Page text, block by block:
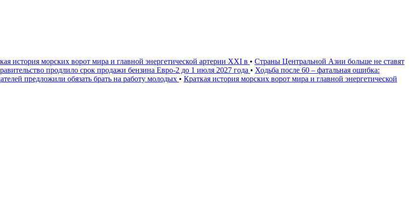
история морских ворот мира и главной энергетической артерии XXI в • Страны Центральной Азии больше не ставят
продлило срок продажи бензина Евро-2 до 1 июля 2027 года • Ходьба после 60 – фатальная ошибка:
предложили обязать брать на работу молодых • Краткая история морских ворот мира и главной энергетической